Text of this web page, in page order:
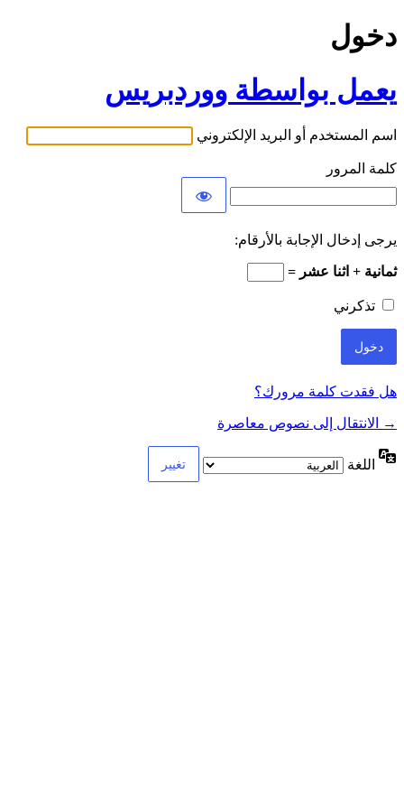
دخول
يعمل بواسطة ووردبريس
اسم المستخدم أو البريد الإلكتروني
كلمة المرور
يرجى إدخال الإجابة بالأرقام:
ثمانية + اثنا عشر =
تذكرني
هل فقدت كلمة مرورك؟
→ الانتقال إلى نصوص معاصرة
اللغة